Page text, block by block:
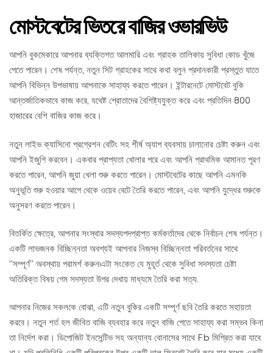
মোস্টবেটের ভিতরে বাজির ওভারভিউ
আপনি বুকমেকারে আপনার ব্যক্তিগত আলমারি এবং গ্রাহক তালিকায় সুবিধা কোড খুঁজে
পেতে পারেন। শেষ পর্যন্ত, নতুন সিট গ্রাহকের সাথে কথা বলুন প্রদানকারী প্রস্তুত যাতে
আপনি বিভিন্ন উপভাষায় আপনাকে সাহায্য করতে পারেন। ইন্টারনেটে মোস্টবেট বুকি
আন্তর্জাতিকভাবে কাজ করে, যথেষ্ট শ্রোতাদের বৈশিষ্ট্যযুক্ত করে এবং প্রতিদিন 800
হাজারের বেশি বাজির কাজ করে।
নতুন লাইভ ক্যাসিনো প্রগ্রেশন বেটিং সহ শীর্ষ অ্যাপ ব্যবসায় চালানোর চেষ্টা করুন এবং
আপনি ইজুগি করবেন। একবার প্রাপ্যতা খোলার পরে এবং আপনি প্রাথমিক আমানত পূরণ
করতে পারেন, আপনি জুয়া খেলা শুরু করতে পারেন। মোস্টবেটের কাছে আপনি এমনকি
অনুভূতি শুরু হওয়ার আগে থেকে ওয়েব বেটে তৈরি করতে পারেন, এবং আপনি যুদ্ধের শুরুকে
অনুসরণ করতে পারেন।
বিতর্কিত ক্ষেত্রে, আপনার সংস্থার সদস্যপদপ্রাপ্ত কর্মকর্তাদের থেকে নির্বাচন শেষ পর্যন্ত।
একটি লাভজনক বিচ্ছিন্নতা অবশ্যই আপনার নিজস্ব বিচ্ছিন্নতা পরিবর্তনের সাথে
“সম্পূর্ণ” অবস্থায় পরামর্শ করুন৷এটা সংকেত যে মুহূর্ত থেকে সুবিধা সদস্যতা চেষ্টা
অতিরিক্ত বিষয় গেম সদস্যতা উপর দেখায় মাধ্যমে তৈরি করা সত্য.
আপনার নিজের সকলকে বোঝা, এটি নতুন বুকির একটি সম্পূর্ণ ছবি তৈরি করতে সহায়তা
করবে। নতুন শর্ত হল জীবিত বাজি ব্যবহার করে নতুন বাজি পেতে সাহায্য করা সম্ভব কিনা
তা নির্দেশ করা। ডিপোজিট ইনসেন্টিভ সহ অন্যান্য বোনাসের সাথে Fb মিশ্রিত করা যাবে